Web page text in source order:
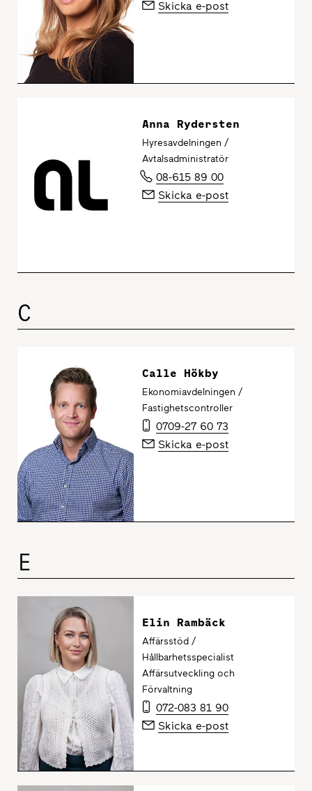
Skicka e-post
Anna Rydersten
Hyresavdelningen /
Avtalsadministratör
08-615 89 00
Skicka e-post
C
Calle Hökby
Ekonomiavdelningen /
Fastighetscontroller
0709-27 60 73
Skicka e-post
E
Elin Rambäck
Affärsstöd /
Hållbarhetsspecialist
Affärsutveckling och
Förvaltning
072-083 81 90
Skicka e-post